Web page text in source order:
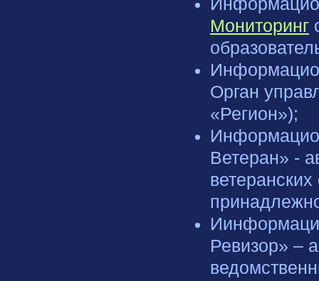
Мониторинг
Орган
«Регион»);
Ветеран» -
Ревизор» –